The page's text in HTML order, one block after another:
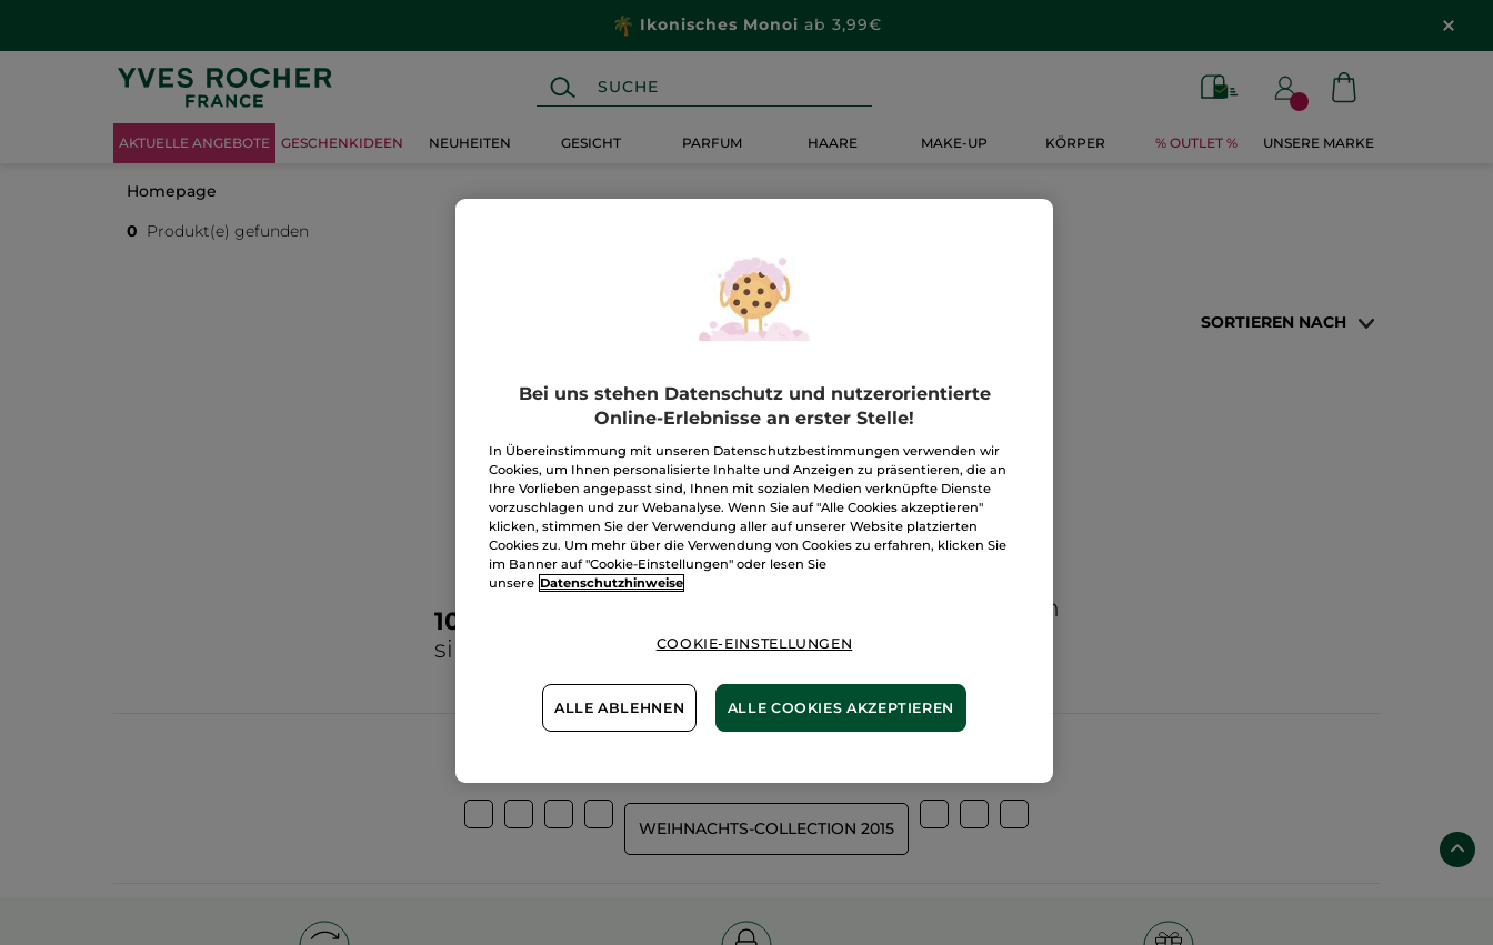
Ikonisches Monoi ab 3,99€
AKTUELLE ANGEBOTE GESCHENKIDEEN NEUHEITEN GESICHT PARFUM HAARE MAKE-UP KÖRPER % OUTLET % UNSERE MARKE
Homepage
0 Produkt(e) gefunden
SORTIEREN NACH
100%
sind
Wir bewirtschaften
unsere Felder
WEIHNACHTS-COLLECTION 2015
Bei uns stehen Datenschutz und nutzerorientierte
Online-Erlebnisse an erster Stelle!
In Übereinstimmung mit unseren Datenschutzbestimmungen verwenden wir
Cookies, um Ihnen personalisierte Inhalte und Anzeigen zu präsentieren, die an
Ihre Vorlieben angepasst sind, Ihnen mit sozialen Medien verknüpfte Dienste
vorzuschlagen und zur Webanalyse. Wenn Sie auf "Alle Cookies akzeptieren"
klicken, stimmen Sie der Verwendung aller auf unserer Website platzierten
Cookies zu. Um mehr über die Verwendung von Cookies zu erfahren, klicken Sie
im Banner auf "Cookie-Einstellungen" oder lesen Sie
unsere Datenschutzhinweise
COOKIE-EINSTELLUNGEN
ALLE ABLEHNEN ALLE COOKIES AKZEPTIEREN